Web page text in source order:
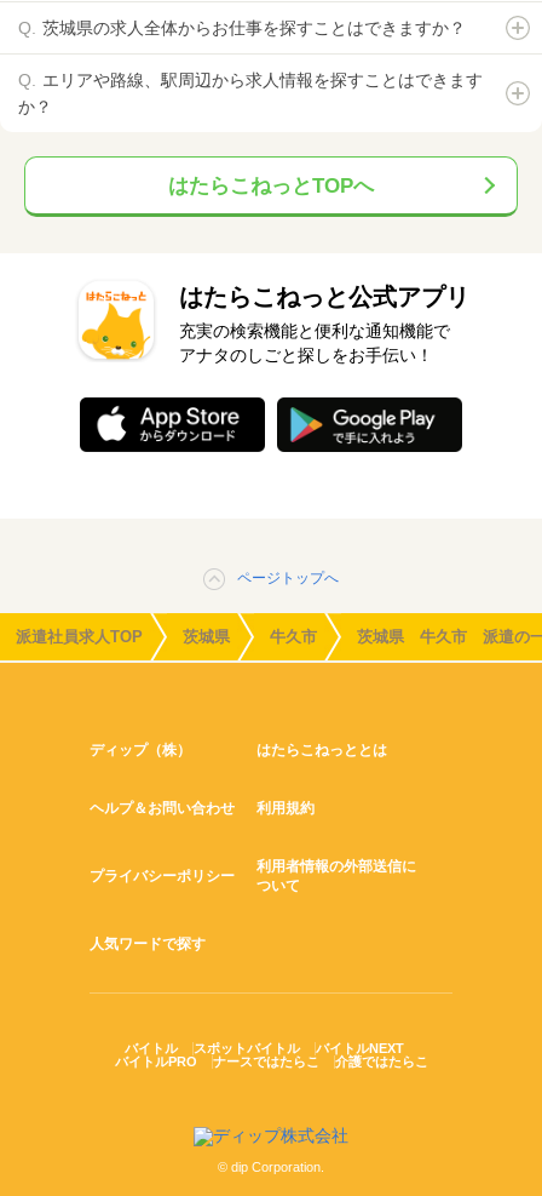
茨城県の求人全体からお仕事を探すことはできますか？
エリアや路線、駅周辺から求人情報を探すことはできます
か？
はたらこねっとTOPへ
はたらこねっと公式アプリ
充実の検索機能と便利な通知機能で
アナタのしごと探しをお手伝い！
ページトップへ
派遣社員求人TOP 茨城県 牛久市 茨城県 牛久市 派遣の
ディップ（株） はたらこねっととは
ヘルプ＆お問い合わせ 利用規約
プライバシーポリシー
利用者情報の外部送信に
ついて
人気ワードで探す
バイトル スポットバイトル
バイトルNEXT
バイトルPRO
ナースではたらこ 介護ではたらこ
© dip Corporation.